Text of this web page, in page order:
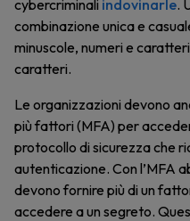
cybercriminali indovinarle.
combinazione unica e
minuscole, numeri e
caratteri.
Le organizzazioni devono
più fattori (MFA) per
protocollo di sicurezza che
autenticazione. Con l’MFA
devono fornire più di un
accedere a un segreto.